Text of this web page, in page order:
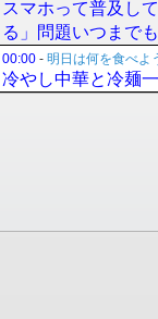
スマホって普及し
る」問題いつまで
00:00 - 明日は何を食べよ
冷やし中華と冷麺